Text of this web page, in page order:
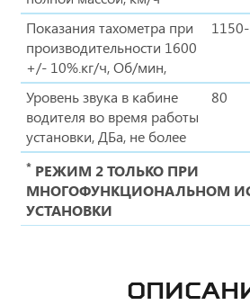
Показания тахометра при
производительности 1600
+/- 10%.кг/ч, Об/мин,
Уровень звука в кабине
водителя во время работы
установки, ДБа, не более
80
* РЕЖИМ 2 ТОЛЬКО ПРИ
МНОГОФУНКЦИОНАЛЬНОМ
УСТАНОВКИ